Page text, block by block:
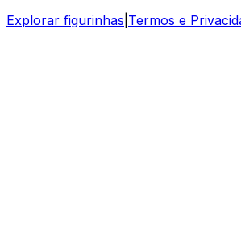
Explorar figurinhas Termos e